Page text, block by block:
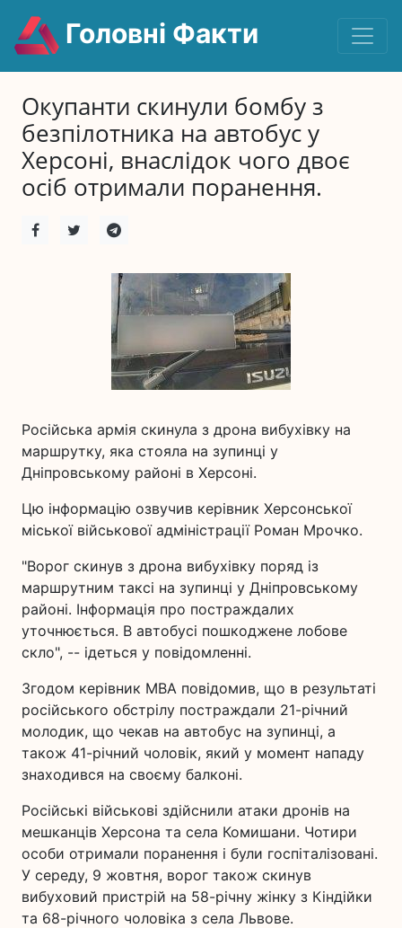
Головні Факти
Окупанти скинули бомбу з
безпілотника на автобус у
Херсоні, внаслідок чого двоє
осіб отримали поранення.
Російська армія скинула з дрона вибухівку на
маршрутку, яка стояла на зупинці у
Дніпровському районі в Херсоні.
Цю інформацію озвучив керівник Херсонської
міської військової адміністрації Роман Мрочко.
"Ворог скинув з дрона вибухівку поряд із
маршрутним таксі на зупинці у Дніпровському
районі. Інформація про постраждалих
уточнюється. В автобусі пошкоджене лобове
скло", -- ідеться у повідомленні.
Згодом керівник МВА повідомив, що в результаті
російського обстрілу постраждали 21-річний
молодик, що чекав на автобус на зупинці, а
також 41-річний чоловік, який у момент нападу
знаходився на своєму балконі.
Російські військові здійснили атаки дронів на
мешканців Херсона та села Комишани. Чотири
особи отримали поранення і були госпіталізовані.
У середу, 9 жовтня, ворог також скинув
вибуховий пристрій на 58-річну жінку з Кіндійки
та 68-річного чоловіка з села Львове.